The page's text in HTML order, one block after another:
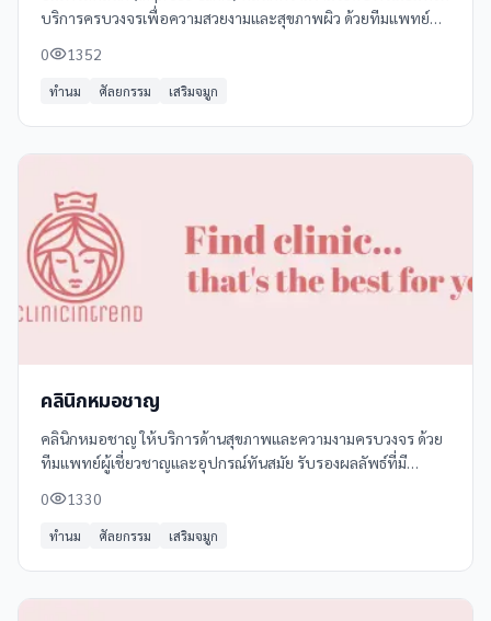
บริการครบวงจรเพื่อความสวยงามและสุขภาพผิว ด้วยทีมแพทย์ผู้
ใกล้ชิด
0 1352
ทำนม ศัลยกรรม เสริมจมูก
คลินิกหมอชาญ
คลินิกหมอชาญ ให้บริการด้านสุขภาพและความงามครบวงจร ด้วย
ทีมแพทย์ผู้เชี่ยวชาญและอุปกรณ์ทันสมัย รับรองผลลัพธ์ที่มี
ความงาม** เช่น ศัลยกรรมจมูก
0 1330
ทำนม ศัลยกรรม เสริมจมูก